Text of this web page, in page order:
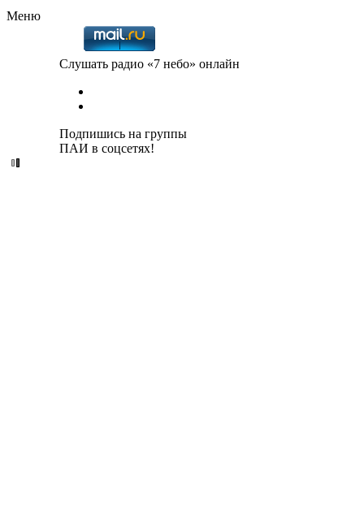
Меню
Слушать радио «7 небо» онлайн
Подпишись на группы
ПАИ в соцсетях!